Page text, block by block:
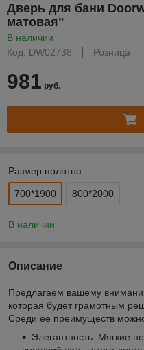
Дверь для бани
матовая"
В наличии
Код: DW02738
Розница
981 руб.
Размер полотна
700*1900 800*2000
В наличии
Описание
Предлагаем вашему
которая будет грамотным
Среди ее преимуществ
Элегантность. Мягкие